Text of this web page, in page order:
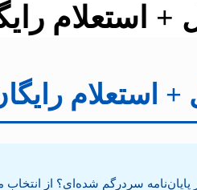
+ استعلام
+ استعلام
پایان‌نامه سردرگم شده‌ای؟ از